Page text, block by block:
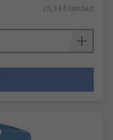
26,34 €/unidad